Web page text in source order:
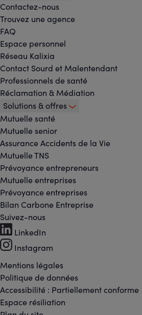
Contactez-nous
Trouvez une agence
FAQ
Espace personnel
Réseau Kalixia
Contact Sourd et Malentendant
Professionnels de santé
Réclamation & Médiation
Solutions & offres
Mutuelle santé
Mutuelle senior
Assurance Accidents de la Vie
Mutuelle TNS
Prévoyance entrepreneurs
Mutuelle entreprises
Prévoyance entreprises
Bilan Carbone Entreprise
Footer
-
Réseaux
Suivez-nous
LinkedIn
Instagram
Footer
Mentions légales
Politique de données
Accessibilité : Partiellement conforme
Espace résiliation